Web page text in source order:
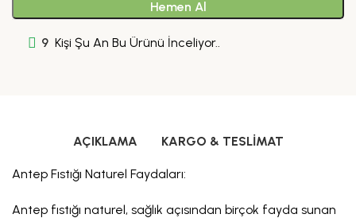
Hemen Al
9 Kişi Şu An Bu Ürünü İnceliyor..
AÇIKLAMA KARGO & TESLIMAT
Antep Fıstığı Naturel Faydaları:
Antep fıstığı naturel, sağlık açısından birçok fayda sunan